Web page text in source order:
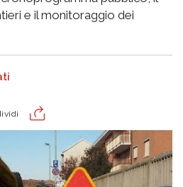
e il monitoraggio dei